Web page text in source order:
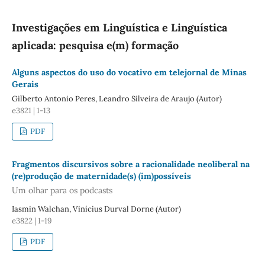
Investigações em Linguística e Linguística
aplicada: pesquisa e(m) formação
Alguns aspectos do uso do vocativo em telejornal de Minas
Gerais
Gilberto Antonio Peres, Leandro Silveira de Araujo (Autor)
e3821 | 1-13
PDF
Fragmentos discursivos sobre a racionalidade neoliberal na
(re)produção de maternidade(s) (im)possíveis
Um olhar para os podcasts
Iasmin Walchan, Vinícius Durval Dorne (Autor)
e3822 | 1-19
PDF